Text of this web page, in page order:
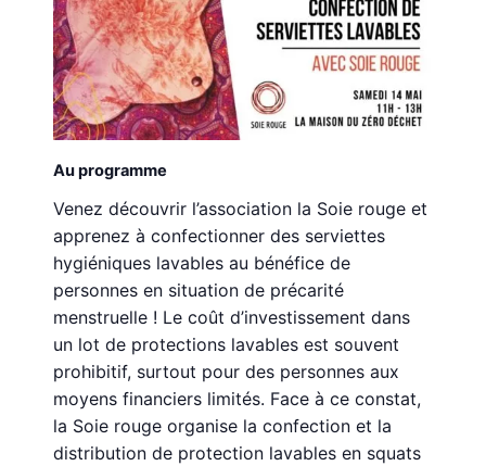
Au programme
Venez découvrir l’association la Soie rouge et
apprenez à confectionner des serviettes
hygiéniques lavables au bénéfice de
personnes en situation de précarité
menstruelle ! Le coût d’investissement dans
un lot de protections lavables est souvent
prohibitif, surtout pour des personnes aux
moyens financiers limités. Face à ce constat,
la Soie rouge organise la confection et la
distribution de protection lavables en squats